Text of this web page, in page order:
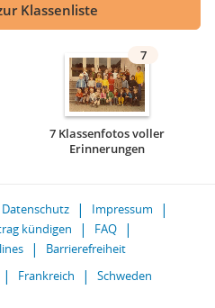
Klassenliste
7
7 Klassenfotos voller
Erinnerungen
Datenschutz
Impressum
kündigen
FAQ
Barrierefreiheit
Frankreich Schweden